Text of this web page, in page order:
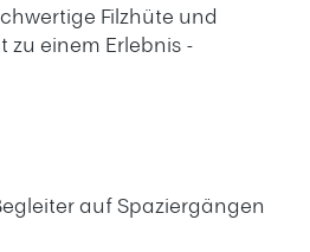
Filzhüte und
zu einem Erlebnis -
auf Spaziergängen